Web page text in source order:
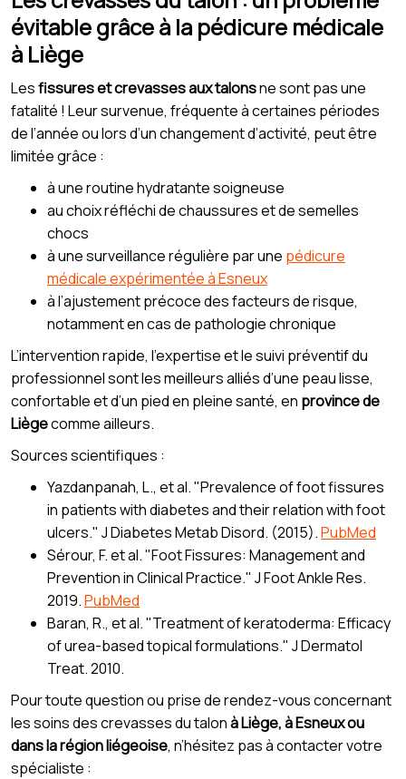
évitable grâce à la pédicure médicale
à Liège
Lesfissures et crevasses aux talonsne sont pas une
fatalité ! Leur survenue, fréquente à certaines périodes
de l’année ou lors d’un changement d’activité, peut être
limitée grâce :
à une routine hydratante soigneuse
au choix réfléchi de chaussures et de semelles
chocs
à une surveillance régulière par une pédicure
médicale expérimentée à Esneux
à l’ajustement précoce des facteurs de risque,
notamment en cas de pathologie chronique
L’intervention rapide, l’expertise et le suivi préventif du
professionnel sont les meilleurs alliés d’une peau lisse,
confortable et d’un pied en pleine santé, en province de
Liègecomme ailleurs.
Sources scientifiques :
Yazdanpanah, L., et al. "Prevalence of foot fissures
in patients with diabetes and their relation with foot
ulcers." J Diabetes Metab Disord. (2015).PubMed
Sérour, F. et al. "Foot Fissures: Management and
Prevention in Clinical Practice." J Foot Ankle Res.
2019.PubMed
Baran, R., et al. "Treatment of keratoderma: Efficacy
of urea-based topical formulations." J Dermatol
Treat. 2010.
Pour toute question ou prise de rendez-vous concernant
les soins des crevasses du talonà Liège, à Esneux ou
dans la région liégeoise, n’hésitez pas à contacter votre
spécialiste :